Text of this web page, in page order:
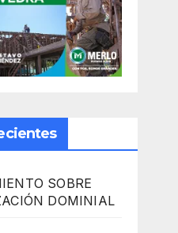
SOBRE
DOMINIAL